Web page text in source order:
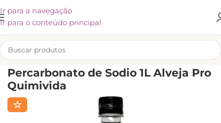
Ir para a navegação
Ir para o conteúdo principal
INÍCIO/VOLTA AS AULAS
Percarbonato de Sodio 1L Alveja Pro
Quimivida
☆